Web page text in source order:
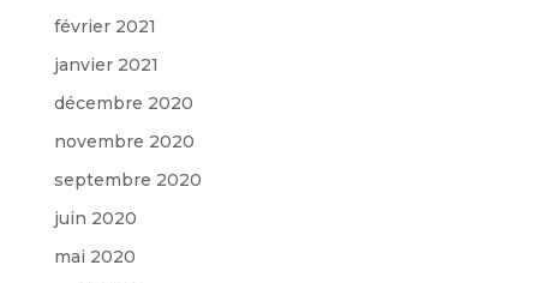
février 2021
janvier 2021
décembre 2020
novembre 2020
septembre 2020
juin 2020
mai 2020